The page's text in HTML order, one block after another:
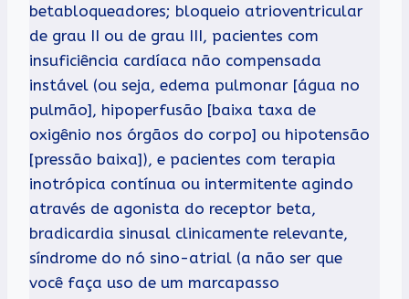
betabloqueadores; bloqueio atrioventricular
de grau II ou de grau III, pacientes com
insuficiência cardíaca não compensada
instável (ou seja, edema pulmonar [água no
pulmão], hipoperfusão [baixa taxa de
oxigênio nos órgãos do corpo] ou hipotensão
[pressão baixa]), e pacientes com terapia
inotrópica contínua ou intermitente agindo
através de agonista do receptor beta,
bradicardia sinusal clinicamente relevante,
síndrome do nó sino-atrial (a não ser que
você faça uso de um marcapasso